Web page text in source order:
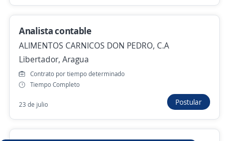
Hace 7 días
Agente de cobranza
A TOZ S.A.C.
Más de 30 días
Analista contable
ALIMENTOS CARNICOS DON PEDRO, C.A
Libertador, Aragua
Contrato por tiempo determinado
Tiempo Completo
23 de julio Postular